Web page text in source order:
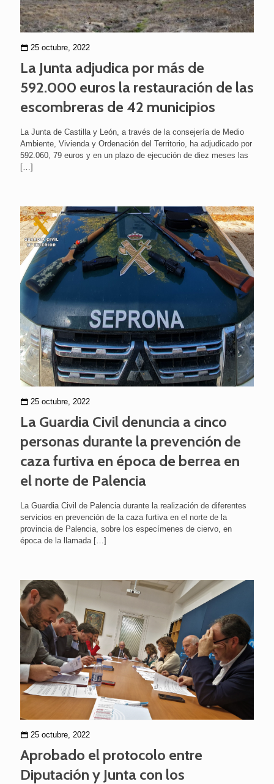
25 octubre, 2022
La Junta adjudica por más de
592.000 euros la restauración de las
escombreras de 42 municipios
La Junta de Castilla y León, a través de la consejería de Medio
Ambiente, Vivienda y Ordenación del Territorio, ha adjudicado por
592.060, 79 euros y en un plazo de ejecución de diez meses las
[…]
25 octubre, 2022
La Guardia Civil denuncia a cinco
personas durante la prevención de
caza furtiva en época de berrea en
el norte de Palencia
La Guardia Civil de Palencia durante la realización de diferentes
servicios en prevención de la caza furtiva en el norte de la
provincia de Palencia, sobre los especímenes de ciervo, en
época de la llamada […]
25 octubre, 2022
Aprobado el protocolo entre
Diputación y Junta con los